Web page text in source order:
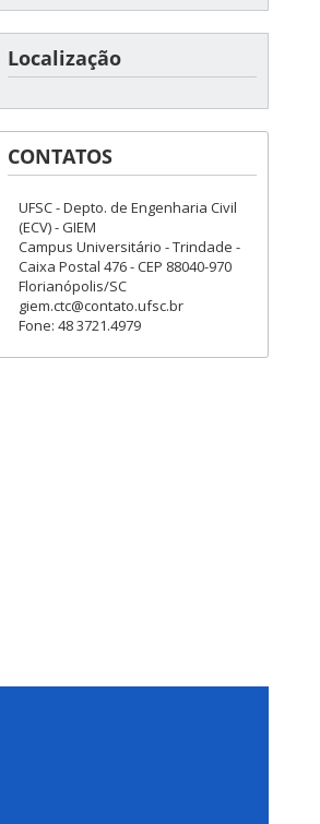
Localização
CONTATOS
UFSC - Depto. de Engenharia Civil
(ECV) - GIEM
Campus Universitário - Trindade -
Caixa Postal 476 - CEP 88040-970
Florianópolis/SC
giem.ctc@contato.ufsc.br
Fone: 48 3721.4979